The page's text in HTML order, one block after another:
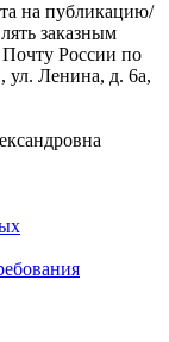
на публикацию/
заказным
России по
ул. Ленина, д. 6а,